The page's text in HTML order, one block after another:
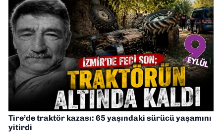
Tire’de traktör kazası: 65 yaşındaki sürücü yaşamını
yitirdi